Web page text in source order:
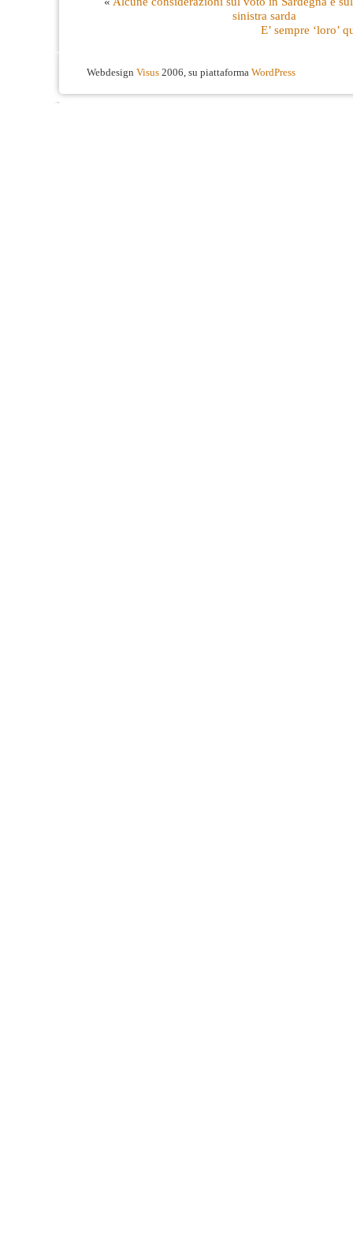
sinistra sarda
E’ sempre ‘loro’
Webdesign Visus 2006, su piattaforma WordPress